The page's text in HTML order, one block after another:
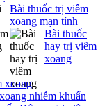
Bài thuốc trị viêm
xoang mạn tính
Bài thuốc
hay trị viêm
xoang
xoang
nhiễm khuẩn